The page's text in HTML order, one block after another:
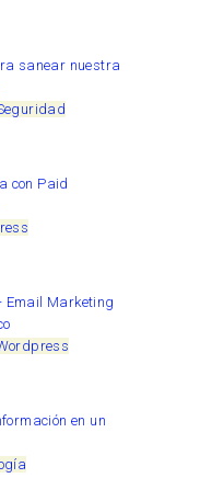
sanear nuestra
con Paid
Email Marketing
en un